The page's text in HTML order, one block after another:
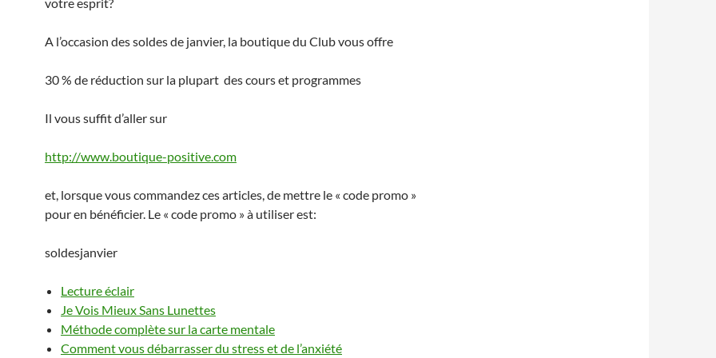
A l’occasion des soldes de janvier, la boutique du Club vous offre
30 % de réduction sur la plupart des cours et programmes
Il vous suffit d’aller sur
http://www.boutique-positive.com
et, lorsque vous commandez ces articles, de mettre le « code promo »
pour en bénéficier. Le « code promo » à utiliser est:
soldesjanvier
Lecture éclair
Je Vois Mieux Sans Lunettes
Méthode complète sur la carte mentale
Comment vous débarrasser du stress et de l’anxiété